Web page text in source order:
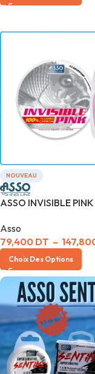
NOUVEAU
ASSO INVISIBLE
Asso
79,400 DT –
Choix Des Options